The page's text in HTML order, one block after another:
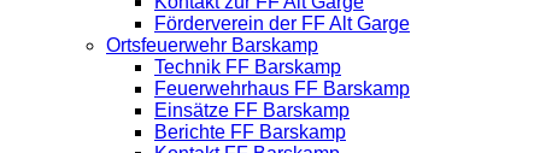
Förderverein der FF Alt Garge
Ortsfeuerwehr Barskamp
Technik FF Barskamp
Feuerwehrhaus FF Barskamp
Einsätze FF Barskamp
Berichte FF Barskamp